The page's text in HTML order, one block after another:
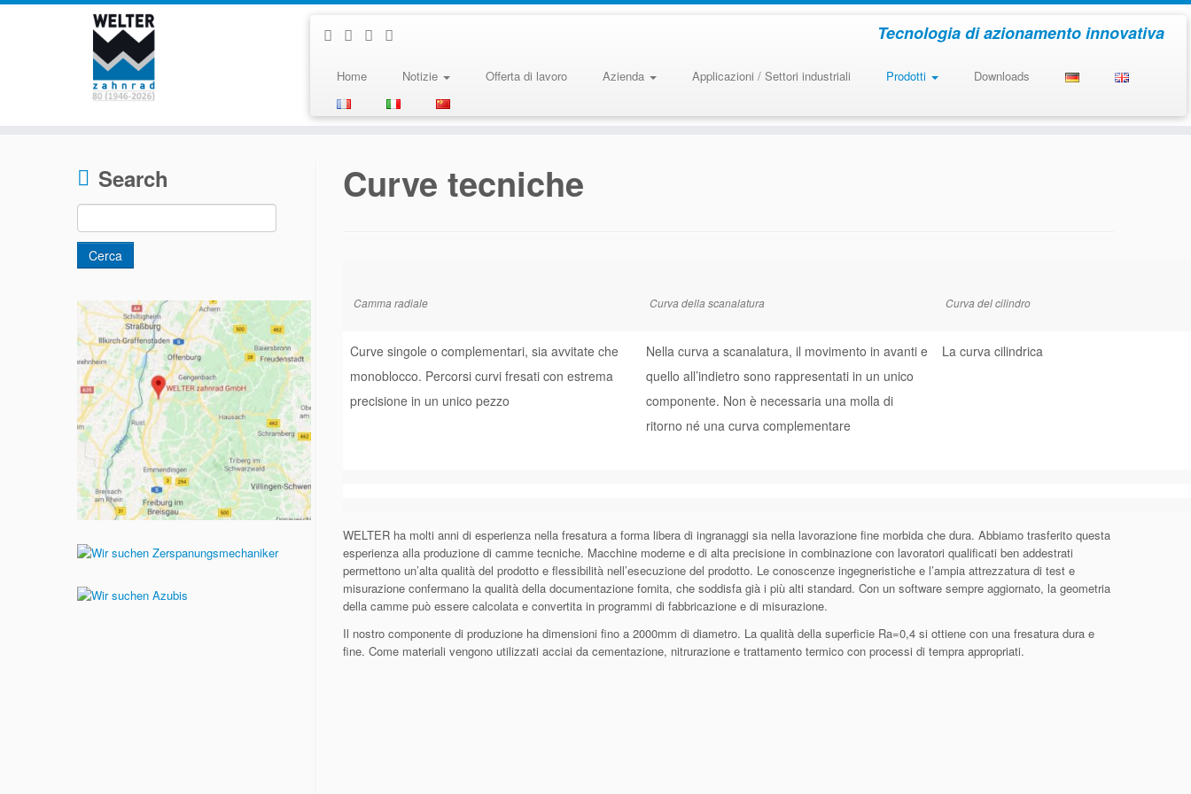
Tecnologia di azionamento innovativa
Home Notizie Offerta di lavoro Azienda Applicazioni / Settori industriali Prodotti Downloads
Search
per:
Curve tecniche
Camma radiale Curva della scanalatura Curva del cilindro
Curve singole o complementari, sia avvitate che
monoblocco. Percorsi curvi fresati con estrema
precisione in un unico pezzo
Nella curva a scanalatura, il movimento in avanti e
quello all’indietro sono rappresentati in un unico
componente. Non è necessaria una molla di
ritorno né una curva complementare
La curva cilindrica
WELTER ha molti anni di esperienza nella fresatura a forma libera di ingranaggi sia nella lavorazione fine morbida che dura. Abbiamo trasferito questa
esperienza alla produzione di camme tecniche. Macchine moderne e di alta precisione in combinazione con lavoratori qualificati ben addestrati
permettono un’alta qualità del prodotto e flessibilità nell’esecuzione del prodotto. Le conoscenze ingegneristiche e l’ampia attrezzatura di test e
misurazione confermano la qualità della documentazione fornita, che soddisfa già i più alti standard. Con un software sempre aggiornato, la geometria
della camme può essere calcolata e convertita in programmi di fabbricazione e di misurazione.
Il nostro componente di produzione ha dimensioni fino a 2000mm di diametro. La qualità della superficie Ra=0,4 si ottiene con una fresatura dura e
fine. Come materiali vengono utilizzati acciai da cementazione, nitrurazione e trattamento termico con processi di tempra appropriati.